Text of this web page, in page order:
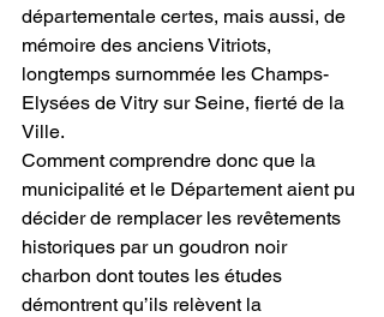
départementale certes, mais aussi, de
mémoire des anciens Vitriots,
longtemps surnommée les Champs-
Elysées de Vitry sur Seine, fierté de la
Ville.
Comment comprendre donc que la
municipalité et le Département aient pu
décider de remplacer les revêtements
historiques par un goudron noir
charbon dont toutes les études
démontrent qu’ils relèvent la